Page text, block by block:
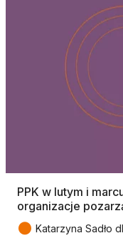
PPK w lutym i
organizacje
● Katarzyna Sadło